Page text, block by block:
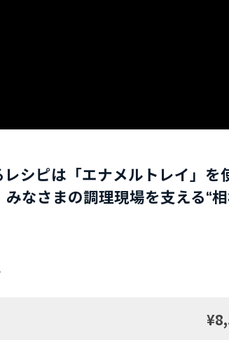
シピは「エナメルトレイ」を
なさまの調理現場を支える“相